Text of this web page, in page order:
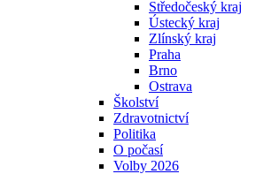
Středočeský kraj
Ústecký kraj
Zlínský kraj
Praha
Brno
Ostrava
Školství
Zdravotnictví
Politika
O počasí
Volby 2026